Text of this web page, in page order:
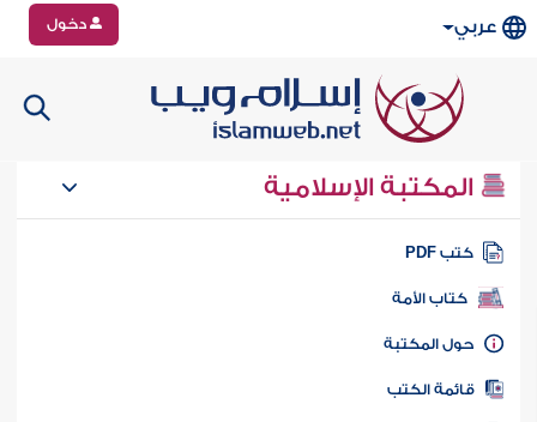
عربي دخول
المكتبة الإسلامية
كتب PDF
كتاب الأمة
المكتبة